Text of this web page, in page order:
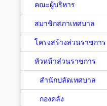
คณะผู้บริหาร
สมาชิกสภาเทศบาล
โครงสร้างส่วนราชการ
หัวหน้าส่วนราชการ
สำนักปลัดเทศบาล
กองคลัง